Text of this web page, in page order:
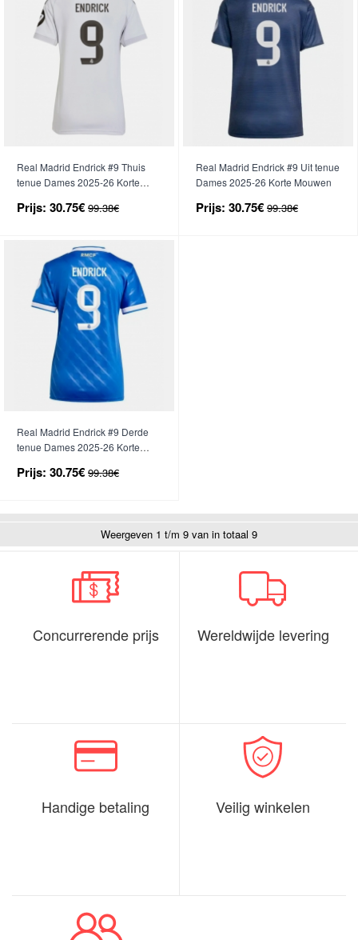
Real Madrid Endrick #9 Thuis
tenue Dames 2025-26 Korte
Prijs: 30.75€ 99.38€
Real Madrid Endrick #9 Uit tenue
Dames 2025-26 Korte Mouwen
Prijs: 30.75€ 99.38€
Real Madrid Endrick #9 Derde
tenue Dames 2025-26 Korte
Prijs: 30.75€ 99.38€
Weergeven 1 t/m 9 van in totaal 9
Concurrerende prijs Wereldwijde levering
Handige betaling Veilig winkelen